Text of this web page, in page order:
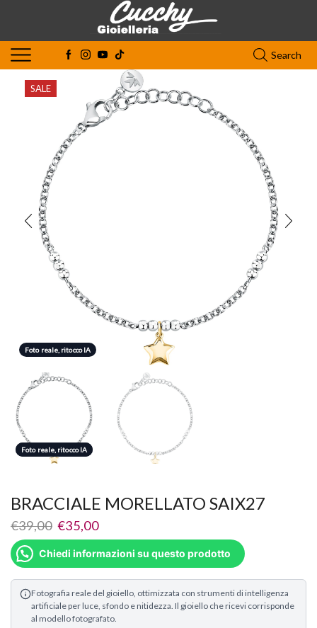
Search
SALE
Foto reale, ritocco IA
Foto reale, ritocco IA
Foto reale, ritocco IA
BRACCIALE MORELLATO SAIX27
€39,00 €35,00
Chiedi informazioni su questo prodotto
Fotografia reale del gioiello, ottimizzata con strumenti di intelligenza
artificiale per luce, sfondo e nitidezza. Il gioiello che ricevi corrisponde
al modello fotografato.